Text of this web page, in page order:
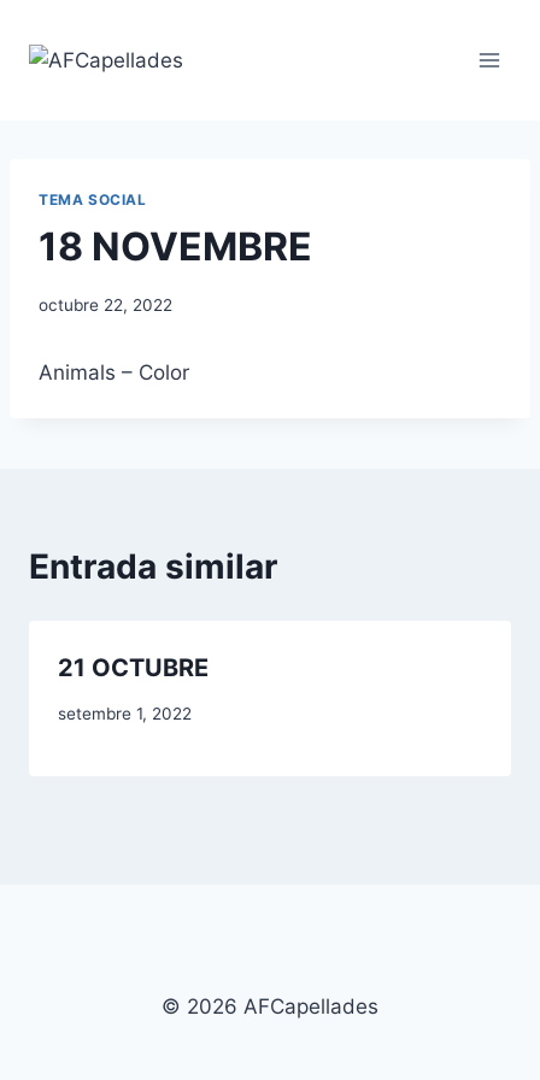
TEMA SOCIAL
18 NOVEMBRE
octubre 22, 2022
Animals – Color
Entrada similar
21 OCTUBRE
setembre 1, 2022
© 2026 AFCapellades